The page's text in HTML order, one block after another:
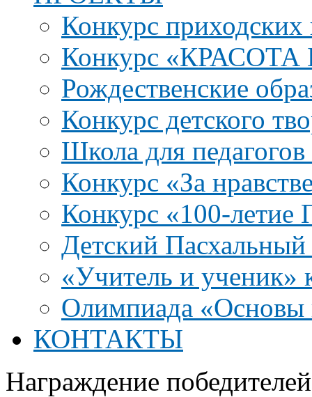
Конкурс приходских
Конкурс
Рождественские
Конкурс детского
Школа для
Конкурс «За
Конкурс «100-летие
Детский Пасхальный
«Учитель и ученик»
Олимпиада «Основы
КОНТАКТЫ
Награждение